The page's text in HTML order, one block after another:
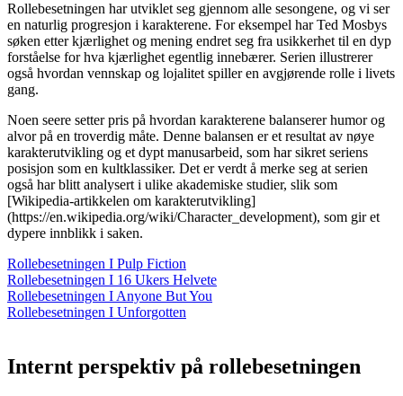
Rollebesetningen har utviklet seg gjennom alle sesongene, og vi ser
en naturlig progresjon i karakterene. For eksempel har Ted Mosbys
søken etter kjærlighet og mening endret seg fra usikkerhet til en dyp
forståelse for hva kjærlighet egentlig innebærer. Serien illustrerer
også hvordan vennskap og lojalitet spiller en avgjørende rolle i livets
gang.
Noen seere setter pris på hvordan karakterene balanserer humor og
alvor på en troverdig måte. Denne balansen er et resultat av nøye
karakterutvikling og et dypt manusarbeid, som har sikret seriens
posisjon som en kultklassiker. Det er verdt å merke seg at serien
også har blitt analysert i ulike akademiske studier, slik som
[Wikipedia-artikkelen om karakterutvikling]
(https://en.wikipedia.org/wiki/Character_development), som gir et
dypere innblikk i saken.
Rollebesetningen I Pulp Fiction
Rollebesetningen I 16 Ukers Helvete
Rollebesetningen I Anyone But You
Rollebesetningen I Unforgotten
Internt perspektiv på rollebesetningen